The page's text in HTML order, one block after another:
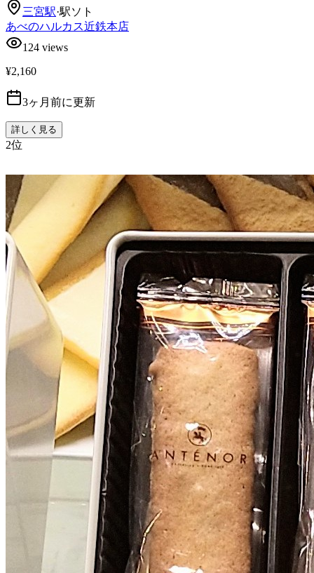
三宮駅·駅ソト
あべのハルカス近鉄本店
124 views
¥2,160
3ヶ月前に更新
詳しく見る
2位